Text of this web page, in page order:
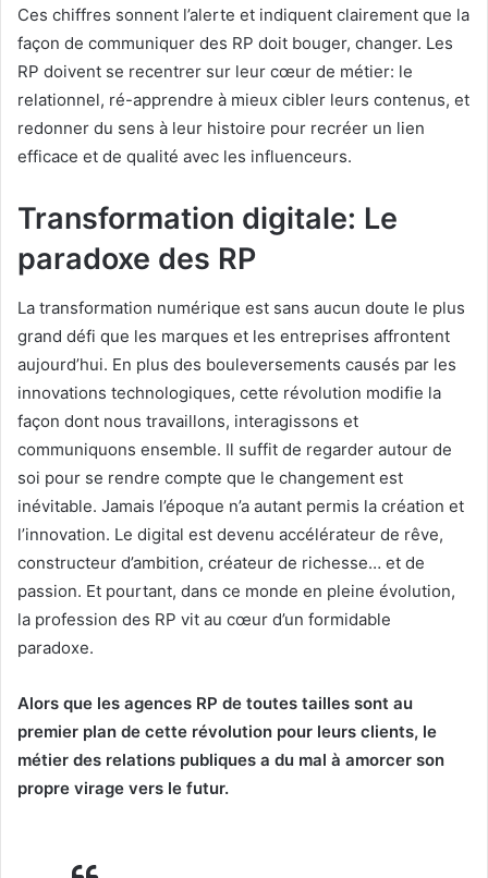
Ces chiffres sonnent l’alerte et indiquent clairement que la
façon de communiquer des RP doit bouger, changer. Les
RP doivent se recentrer sur leur cœur de métier: le
relationnel, ré-apprendre à mieux cibler leurs contenus, et
redonner du sens à leur histoire pour recréer un lien
efficace et de qualité avec les influenceurs.
Transformation digitale: Le
paradoxe des RP
La transformation numérique est sans aucun doute le plus
grand défi que les marques et les entreprises affrontent
aujourd’hui. En plus des bouleversements causés par les
innovations technologiques, cette révolution modifie la
façon dont nous travaillons, interagissons et
communiquons ensemble. Il suffit de regarder autour de
soi pour se rendre compte que le changement est
inévitable. Jamais l’époque n’a autant permis la création et
l’innovation. Le digital est devenu accélérateur de rêve,
constructeur d’ambition, créateur de richesse… et de
passion. Et pourtant, dans ce monde en pleine évolution,
la profession des RP vit au cœur d’un formidable
paradoxe.
Alors que les agences RP de toutes tailles sont au
premier plan de cette révolution pour leurs clients, le
métier des relations publiques a du mal à amorcer son
propre virage vers le futur.